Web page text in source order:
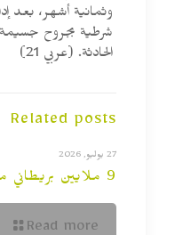
وثمانية أشهر، بعد
شرطية بجروح جسيمة
الحادثة. (عربي 21)
Related posts
27 يوليو, 2026
9 ملايين بريطاني مهددون بسحب الجنسية..
Read more